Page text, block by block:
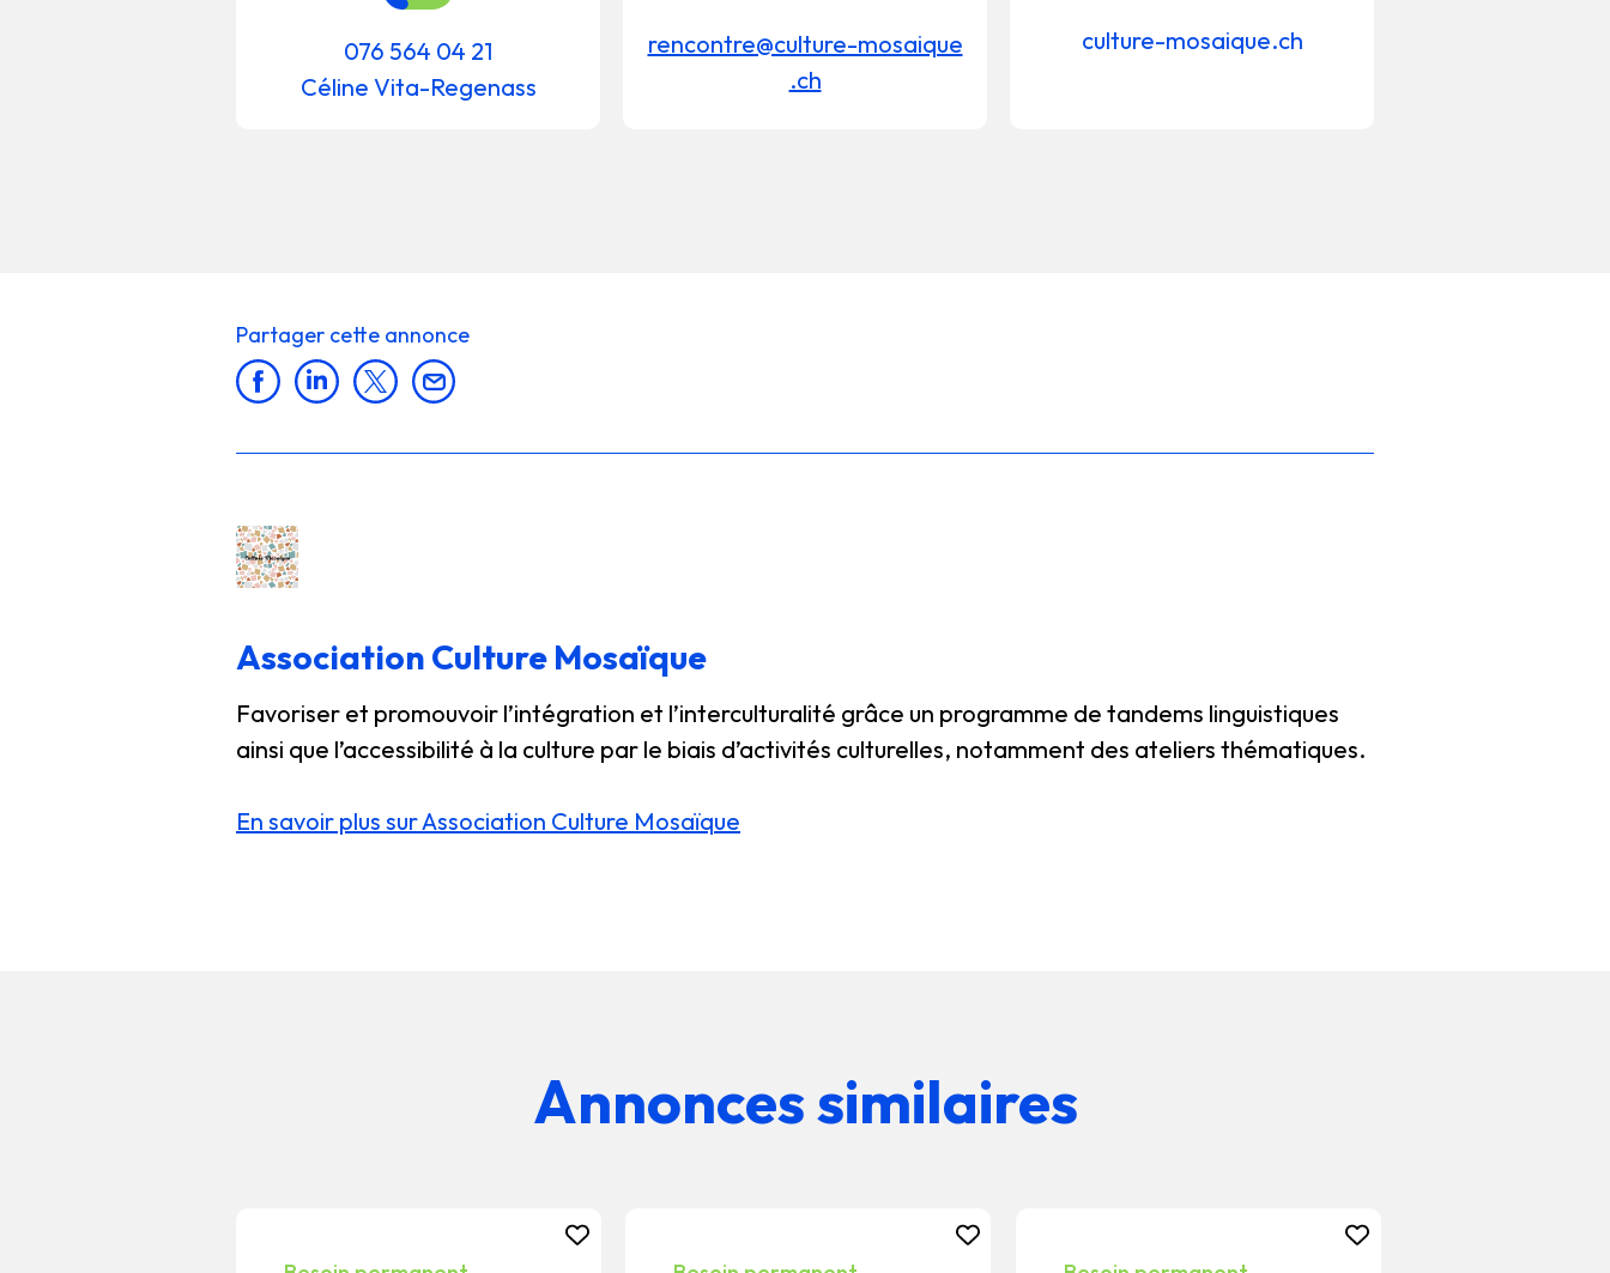
076 564 04 21
Céline Vita-Regenass
rencontre@culture-mosaique
.ch
culture-mosaique.ch
Partager cette annonce
Association Culture Mosaïque
Favoriser et promouvoir l’intégration et l’interculturalité grâce un programme de tandems linguistiques
ainsi que l’accessibilité à la culture par le biais d’activités culturelles, notamment des ateliers thématiques.
En savoir plus sur Association Culture Mosaïque
Annonces similaires